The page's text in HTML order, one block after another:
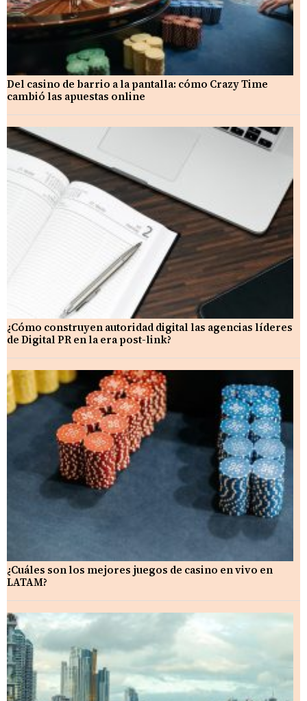
Del casino de barrio a la pantalla: cómo Crazy Time
cambió las apuestas online
¿Cómo construyen autoridad digital las agencias líderes
de Digital PR en la era post-link?
¿Cuáles son los mejores juegos de casino en vivo en
LATAM?